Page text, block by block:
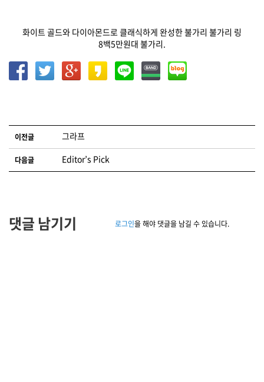
화이트 골드와 다이아몬드로 클래식하게 완성한 불가리 불가리 링
8백5만원대 불가리.
글 네비게이션
이전글 그라프
다음글 Editor’s Pick
댓글 남기기 로그인을 해야 댓글을 남길 수 있습니다.